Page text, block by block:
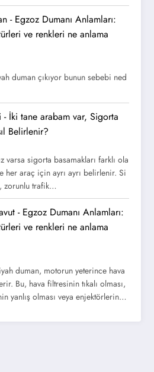
- Egzoz Dumanı Anlamları:
ve renkleri ne anlama
duman çıkıyor bunun sebebi ned
- İki tane arabam var, Sigorta
Belirlenir?
varsa sigorta basamakları farklı ola
her araç için ayrı ayrı belirlenir. Si
zorunlu trafik…
- Egzoz Dumanı Anlamları:
ve renkleri ne anlama
duman, motorun yeterince hava
Bu, hava filtresinin tıkalı olması,
yanlış olması veya enjektörlerin…